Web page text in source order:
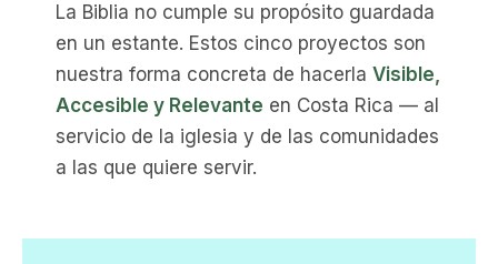
La Biblia no cumple su propósito guardada
en un estante. Estos cinco proyectos son
nuestra forma concreta de hacerla Visible,
Accesible y Relevante en Costa Rica — al
servicio de la iglesia y de las comunidades
a las que quiere servir.